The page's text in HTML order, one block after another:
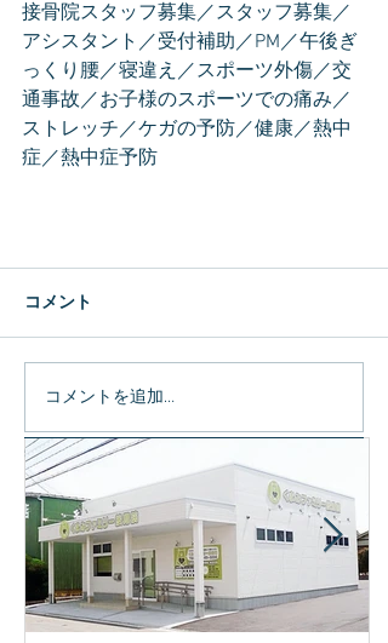
接骨院スタッフ募集／スタッフ募集／
アシスタント／受付補助／PM／午後ぎ
っくり腰／寝違え／スポーツ外傷／交
通事故／お子様のスポーツでの痛み／
ストレッチ／ケガの予防／健康／熱中
症／熱中症予防
コメント
コメントを追加…
特集記事